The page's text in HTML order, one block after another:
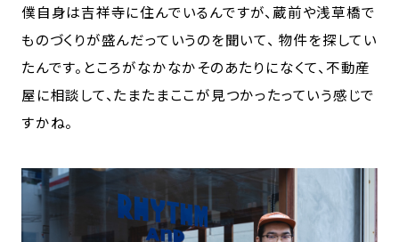
僕自身は吉祥寺に住んでいるんですが、蔵前や浅草橋で
ものづくりが盛んだっていうのを聞いて、 物件を探してい
たんです。ところがなかなかそのあたりになくて、不動産
屋に相談して、たまたまここが見つかったっていう感じで
すかね。